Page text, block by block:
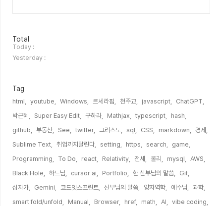
방
문
자
수
Total
Today :
Yesterday :
Tag
html, youtube, Windows, 르세라핌, 천주교, javascript,
ChatGPT,
박근혜,
Super Easy Edit, 구하라, Mathjax, typescript,
hash,
github,
부동산, See, twitter, 그리스도, sql, CSS, markdown,
경제,
Sublime Text,
취업까지달린다, setting, https, search,
game,
Programming,
To Do, react, Relativity, 전세, 물리, mysql,
AWS,
Black Hole,
하느님, cursor ai, Portfolio, 한 신부님의 말씀,
Git,
십자가,
Gemini, 코드잇스프린트, 신부님의 말씀, 양자역학, 예수님,
과학,
smart fold/unfold,
Manual, Browser, href, math, AI,
vibe coding,